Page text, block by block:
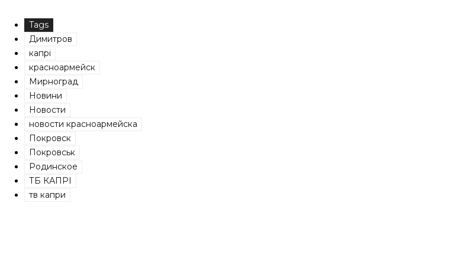
Tags
Димитров
капрі
красноармейск
Мирноград
Новини
Новости
новости красноармейска
Покровск
Покровськ
Родинское
ТБ КАПРІ
тв капри